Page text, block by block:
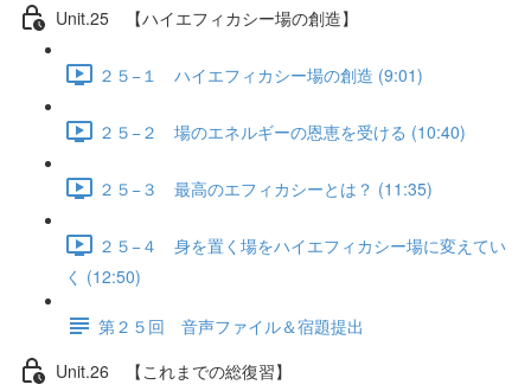
Unit.25 【ハイエフィカシー場の創造】
２５−１ ハイエフィカシー場の創造 (9:01)
２５−２ 場のエネルギーの恩恵を受ける (10:40)
２５−３ 最高のエフィカシーとは？ (11:35)
２５−４ 身を置く場をハイエフィカシー場に変えてい
く (12:50)
第２５回 音声ファイル＆宿題提出
Unit.26 【これまでの総復習】